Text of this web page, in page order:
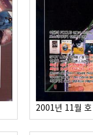
2001년 11월 호